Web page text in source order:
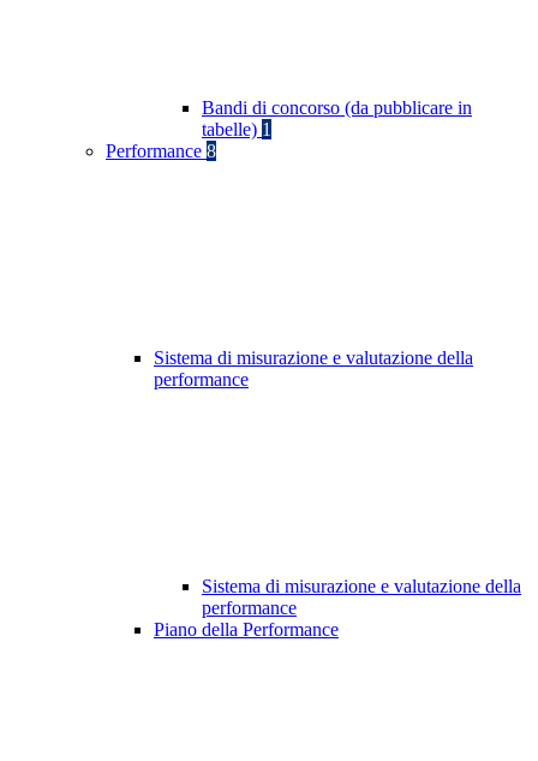
Bandi di concorso (da pubblicare in
tabelle) 1
Performance 8
Sistema di misurazione e valutazione della
performance
Sistema di misurazione e valutazione della
performance
Piano della Performance